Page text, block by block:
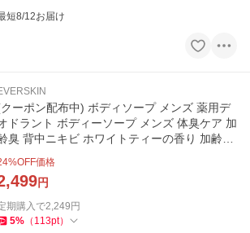
短8/12お届け
ーポン配布中) ボディソープ メンズ 薬用デ
ドラント ボディーソープ メンズ 体臭ケア 加
臭 背中ニキビ ホワイトティーの香り 加齢臭
対策 400ml
%OFF価格
円
期購入で2,249 円
5% （ 113pt）